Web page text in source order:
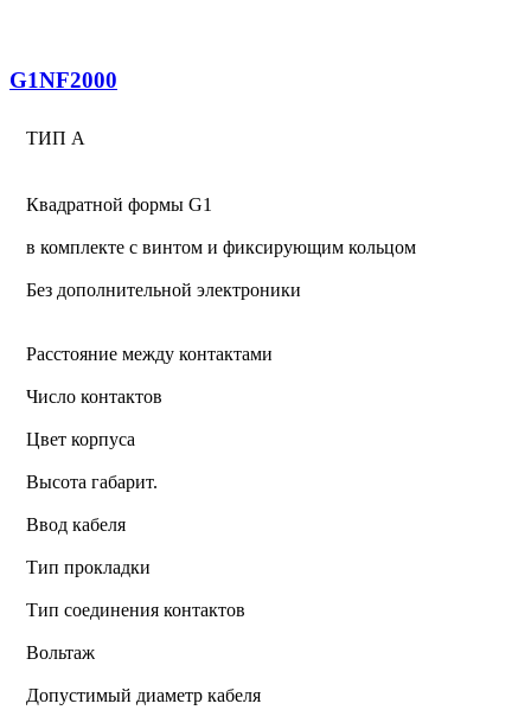
G1NF2000
ТИП А
Квадратной формы G1
в комплекте с винтом и фиксирующим кольцом
Без дополнительной электроники
Расстояние между контактами
Число контактов
Цвет корпуса
Высота габарит.
Ввод кабеля
Тип прокладки
Тип соединения контактов
Вольтаж
Допустимый диаметр кабеля